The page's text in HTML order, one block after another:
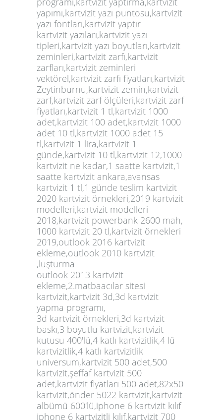
yapımı,kartvizit yazı puntosu,kartvizit
yazı fontları,kartvizit yaptır
kartvizit yazıları,kartvizit yazı
tipleri,kartvizit yazı boyutları,kartvizit
zeminleri,kartvizit zarfı,kartvizit
zarfları,kartvizit zeminleri
vektörel,kartvizit zarfı fiyatları,kartvizit
Zeytinburnu,kartvizit zemin,kartvizit
zarf,kartvizit zarf ölçüleri,kartvizit zarf
fiyatları,kartvizit 1 tl,kartvizit 1000
adet,kartvizit 100 adet,kartvizit 1000
adet 10 tl,kartvizit 1000 adet 15
tl,kartvizit 1 lira,kartvizit 1
günde,kartvizit 10 tl,kartvizit 12,1000
kartvizit ne kadar,1 saatte kartvizit,1
saatte kartvizit ankara,avansas
kartvizit 1 tl,1 günde teslim kartvizit
2020 kartvizit örnekleri,2019 kartvizit
modelleri,kartvizit modelleri
2018,kartvizit powerbank 2600 mah,
1000 kartvizit 20 tl,kartvizit örnekleri
2019,outlook 2016 kartvizit
ekleme,outlook 2010 kartvizit
,luşturma
outlook 2013 kartvizit
ekleme,2.matbaacılar sitesi
kartvizit,kartvizit 3d,3d kartvizit
yapma programı,
3d kartvizit örnekleri,3d kartvizit
baskı,3 boyutlu kartvizit,kartvizit
kutusu 400'lü,4 katlı kartvizitlik,4 lü
kartvizitlik,4 katlı kartvizitlik
universum,kartvizit 500 adet,500
kartvizit,şeffaf kartvizit 500
adet,kartvizit fiyatları 500 adet,82x50
kartvizit,önder 5022 kartvizit,kartvizit
albümü 600'lü,iphone 6 kartvizit kılıf
iphone 6 kartvizitli kılıf,kartvizit 700